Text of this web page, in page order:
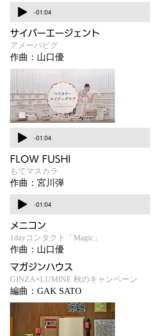
-01:04
サイバーエージェント
アメーバピグ
作曲：山口優
-01:04
FLOW FUSHI
もてマスカラ
作曲：宮川弾
-01:04
メニコン
1dayコンタクト「Magic」
作曲：山口優
マガジンハウス
GINZA×LUMINE 秋のキャンペーン
編曲：GAK SATO